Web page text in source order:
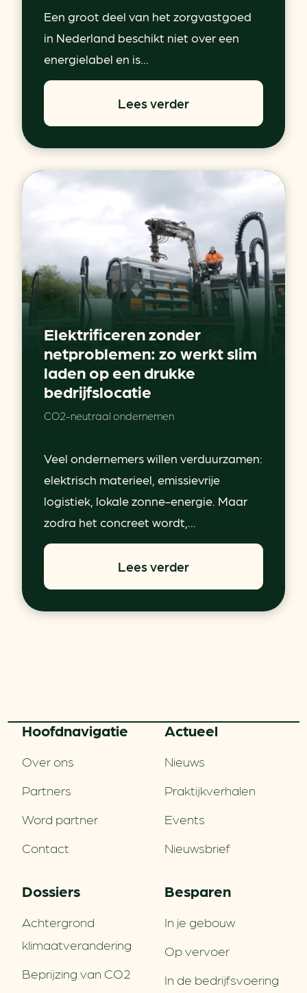
Een groot deel van het zorgvastgoed
in Nederland beschikt niet over een
energielabel en is...
Lees verder
Elektrificeren zonder
netproblemen: zo werkt slim
laden op een drukke
bedrijfslocatie
CO2-neutraal ondernemen
Veel ondernemers willen verduurzamen:
elektrisch materieel, emissievrije
logistiek, lokale zonne-energie. Maar
zodra het concreet wordt,...
Lees verder
Hoofd­navigatie
Over ons
Partners
Word partner
Contact
Actueel
Nieuws
Praktijkverhalen
Events
Nieuwsbrief
Dossiers
Achtergrond
klimaatverandering
Beprijzing van CO2
Besparen
In je gebouw
Op vervoer
In de bedrijfsvoering